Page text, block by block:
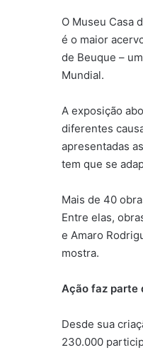
O Museu Casa
é o maior
de Beuque –
Mundial.
A exposição
diferentes
apresentadas
tem que se
Mais de 40
Entre elas,
e Amaro
mostra.
Ação faz parte
Desde sua
230.000